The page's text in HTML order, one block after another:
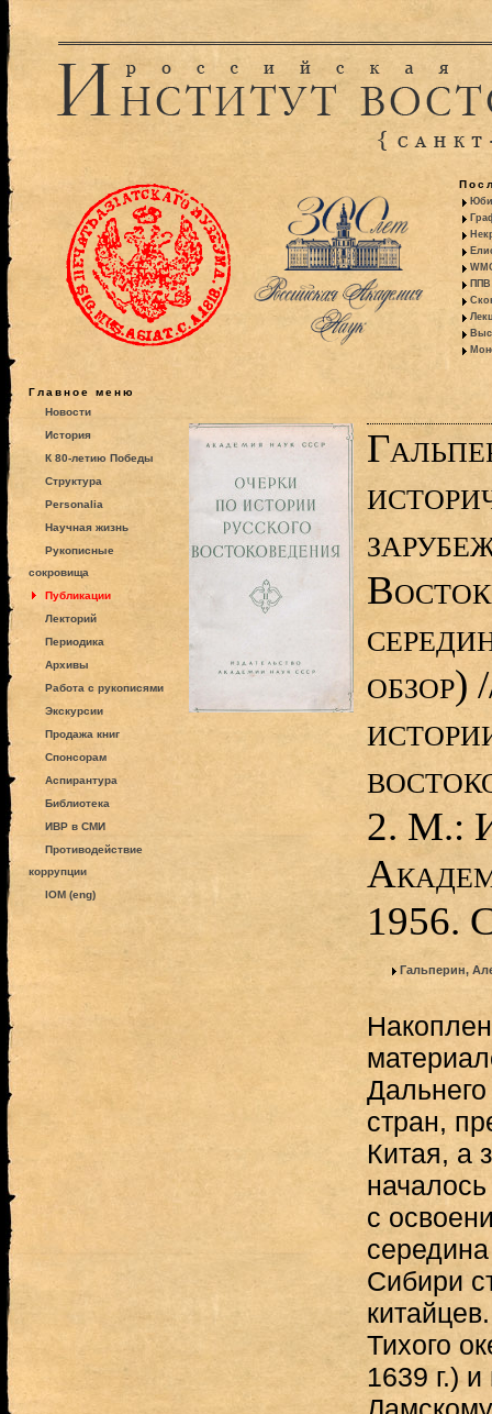
ППВ
Главное меню
Новости
История
К 80-летию Победы
Структура
Personalia
Научная жизнь
Рукописные
сокровища
Публикации
Лекторий
Периодика
Архивы
Работа с рукописями
Экскурсии
Продажа книг
Спонсорам
Аспирантура
Библиотека
ИВР в СМИ
Противодействие
коррупции
IOM (eng)
обзор)
2. М.:
1956.
Гальперин,
стран,
Китая, а
с
Сибири
Тихого
1639 г.)